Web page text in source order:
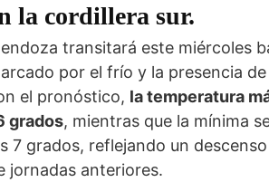
la cordillera sur.
transitará este miércoles
por el frío y la presencia
el pronóstico, la temperatura
grados, mientras que la mínima
7 grados, reflejando un
jornadas anteriores.